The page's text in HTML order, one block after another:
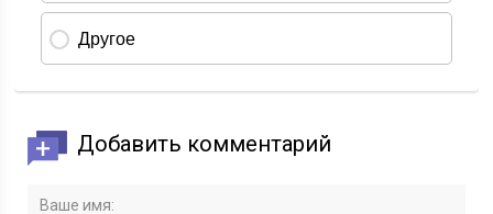
Добавить комментарий